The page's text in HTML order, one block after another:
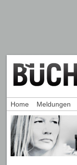
Home Meldungen